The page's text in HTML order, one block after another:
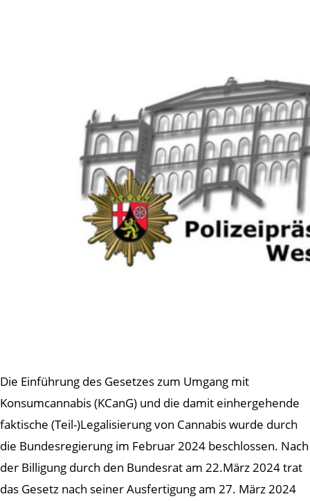
Die Einführung des Gesetzes zum Umgang mit
Konsumcannabis (KCanG) und die damit einhergehende
faktische (Teil-)Legalisierung von Cannabis wurde durch
die Bundesregierung im Februar 2024 beschlossen. Nach
der Billigung durch den Bundesrat am 22.März 2024 trat
das Gesetz nach seiner Ausfertigung am 27. März 2024